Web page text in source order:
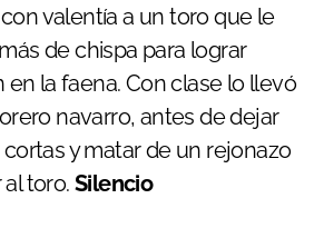
valentía a un toro que le
de chispa para lograr
la faena. Con clase lo llevó
navarro, antes de dejar
y matar de un rejonazo
toro. Silencio